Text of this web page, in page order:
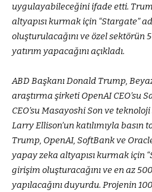
uygulayabileceğini ifade etti.
altyapısı kurmak için “Stargate”
oluşturulacağını ve özel sektörün
yatırım yapacağını açıkladı.
ABD Başkanı Donald Trump,
araştırma şirketi OpenAI CEO’su
CEO’su Masayoshi Son ve
Larry Ellison’un katılımıyla basın
Trump, OpenAI, SoftBank ve
yapay zeka altyapısı kurmak için
girişim oluşturacağını ve en az
yapılacağını duyurdu. Projenin